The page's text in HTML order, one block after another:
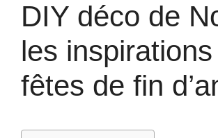
DIY déco de
les
fêtes de fin